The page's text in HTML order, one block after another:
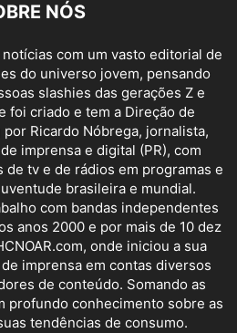
NÓS
com um vasto editorial de
do universo jovem, pensando
slashies das gerações Z e
foi criado e tem a Direção de
Ricardo Nóbrega, jornalista,
imprensa e digital (PR), com
de tv e de rádios em programas e
brasileira e mundial.
com bandas independentes
anos 2000 e por mais de 10 dez
onde iniciou a sua
imprensa em contas diversos
de conteúdo. Somando as
profundo conhecimento sobre as
tendências de consumo.